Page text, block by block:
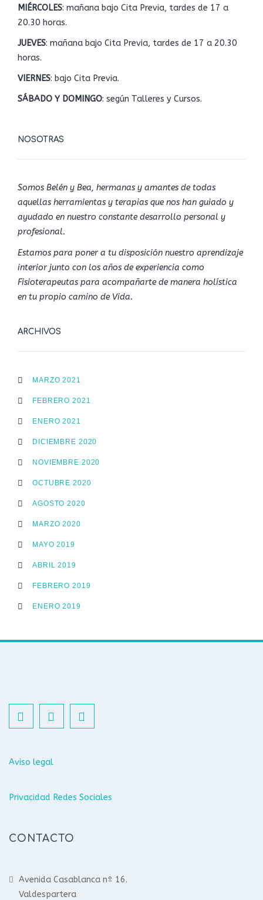
MIÉRCOLES: mañana bajo Cita Previa, tardes de 17 a
20.30 horas.
JUEVES: mañana bajo Cita Previa, tardes de 17 a 20.30
horas.
VIERNES: bajo Cita Previa.
SÁBADO Y DOMINGO: según Talleres y Cursos.
NOSOTRAS
Somos Belén y Bea, hermanas y amantes de todas
aquellas herramientas y terapias que nos han guiado y
ayudado en nuestro constante desarrollo personal y
profesional.
Estamos para poner a tu disposición nuestro aprendizaje
interior junto con los años de experiencia como
Fisioterapeutas para acompañarte de manera holística
en tu propio camino de Vida.
ARCHIVOS
MARZO 2021
FEBRERO 2021
ENERO 2021
DICIEMBRE 2020
NOVIEMBRE 2020
OCTUBRE 2020
AGOSTO 2020
MARZO 2020
MAYO 2019
ABRIL 2019
FEBRERO 2019
ENERO 2019
Aviso legal
Privacidad Redes Sociales
CONTACTO
Avenida Casablanca nº 16.
Valdespartera